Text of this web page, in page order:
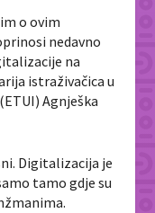
o ovim
nedavno
na
istraživačica u
Agnješka
Digitalizacija je
tamo gdje su